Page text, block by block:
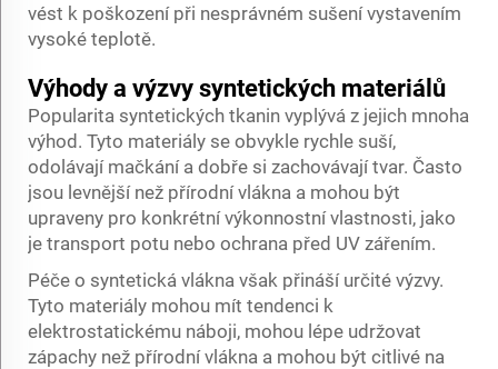
vést k poškození při nesprávném sušení vystavením
vysoké teplotě.
Výhody a výzvy syntetických materiálů
Popularita syntetických tkanin vyplývá z jejich mnoha
výhod. Tyto materiály se obvykle rychle suší,
odolávají mačkání a dobře si zachovávají tvar. Často
jsou levnější než přírodní vlákna a mohou být
upraveny pro konkrétní výkonnostní vlastnosti, jako
je transport potu nebo ochrana před UV zářením.
Péče o syntetická vlákna však přináší určité výzvy.
Tyto materiály mohou mít tendenci k
elektrostatickému náboji, mohou lépe udržovat
zápachy než přírodní vlákna a mohou být citlivé na